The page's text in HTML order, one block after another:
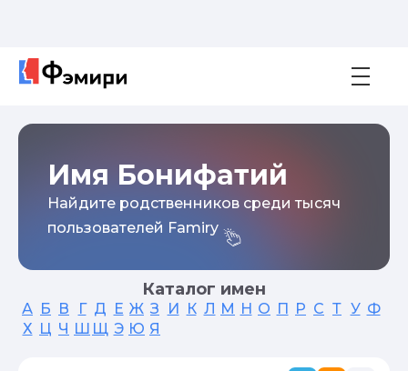
Имя Бонифатий
Найдите родственников среди тысяч
пользователей Famiry
Каталог имен
А Б В Г Д Е Ж З И К Л М Н О П Р С Т У Ф
Х Ц Ч Ш Щ Э Ю Я